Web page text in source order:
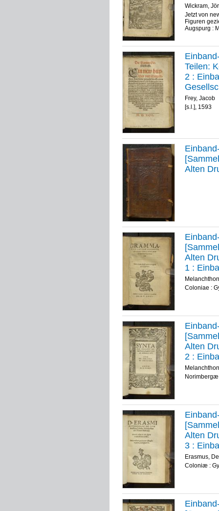
Wickram,
Jetzt von
Figuren
Augspurg :
Teilen:
2 :
Freyen
An vilen
Frey, Jacob
[s.l.], 1593
Alten
Alten
1 :
Coloniae :
Alten
2 :
authore
Alten
3 :
D.
libellus.
quadam
Erasmus,
Coloniæ :